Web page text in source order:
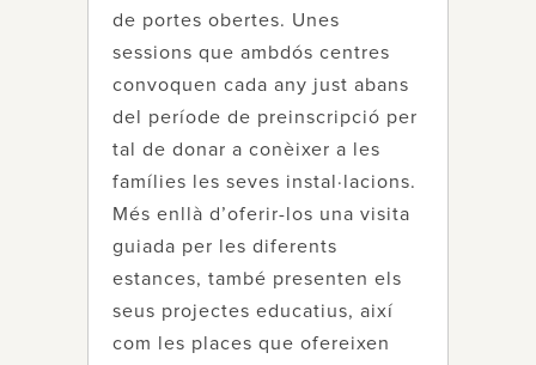
de portes obertes. Unes
sessions que ambdós centres
convoquen cada any just abans
del període de preinscripció per
tal de donar a conèixer a les
famílies les seves instal·lacions.
Més enllà d’oferir-los una visita
guiada per les diferents
estances, també presenten els
seus projectes educatius, així
com les places que ofereixen